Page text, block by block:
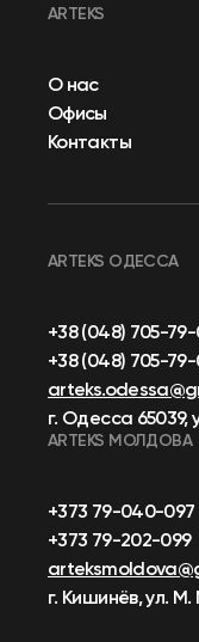
ARTEKS
О нас
Офисы
Контакты
ARTEKS ОДЕССА
+38 (048) 705-
+38 (048) 705-79-
г. Одесса 65039,
ARTEKS МОЛДОВА
+373 79-040-097
+373 79-202-099
г. Кишинёв, ул.